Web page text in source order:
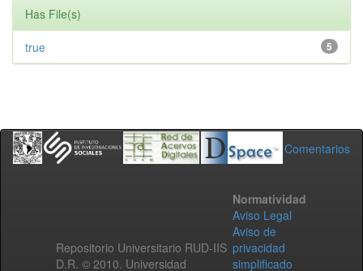
Has File(s)
5
true
Comentarios
Repositorio Universitario RUD-IIS
D.R. © 2010. Universidad
Normatividad
Aviso Legal
Aviso de
privacidad
simplificado